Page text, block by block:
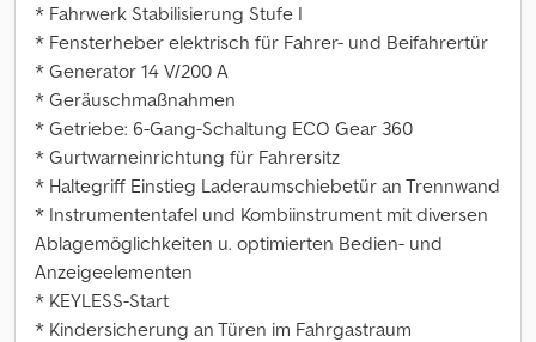
* Fahrwerk Stabilisierung Stufe I
* Fensterheber elektrisch für Fahrer- und Beifahrertür
* Generator 14 V/200 A
* Geräuschmaßnahmen
* Getriebe: 6-Gang-Schaltung ECO Gear 360
* Gurtwarneinrichtung für Fahrersitz
* Haltegriff Einstieg Laderaumschiebetür an Trennwand
* Instrumententafel und Kombiinstrument mit diversen
Ablagemöglichkeiten u. optimierten Bedien- und
Anzeigeelementen
* KEYLESS-Start
* Kindersicherung an Türen im Fahrgastraum